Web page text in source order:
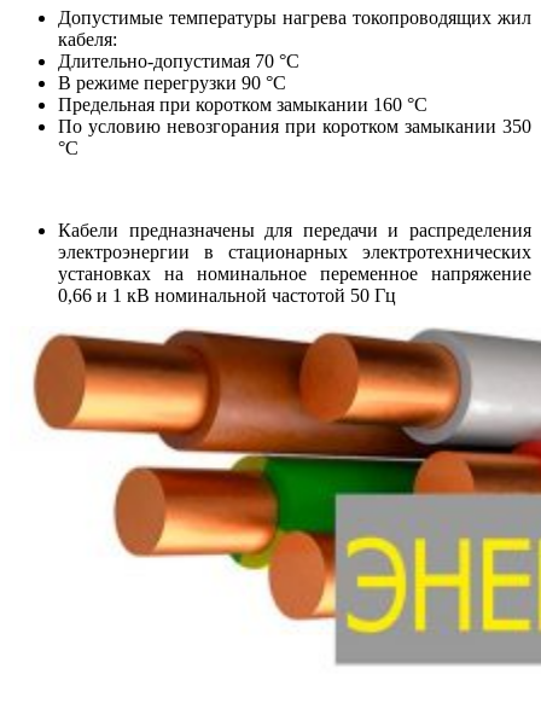
Допустимые температуры нагрева токопроводящих жил
кабеля:
Длительно-допустимая 70 °С
В режиме перегрузки 90 °С
Предельная при коротком замыкании 160 °С
По условию невозгорания при коротком замыкании 350
°С
Кабели предназначены для передачи и распределения
электроэнергии в стационарных электротехнических
установках на номинальное переменное напряжение
0,66 и 1 кВ номинальной частотой 50 Гц